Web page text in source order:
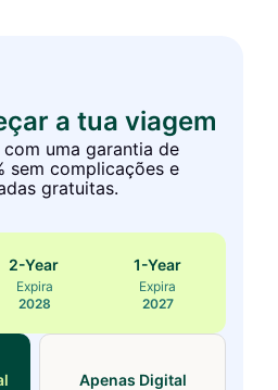
a tua viagem
uma garantia de
sem complicações e
gratuitas.
2-Year
Expira
2028
1-Year
Expira
2027
Apenas Digital